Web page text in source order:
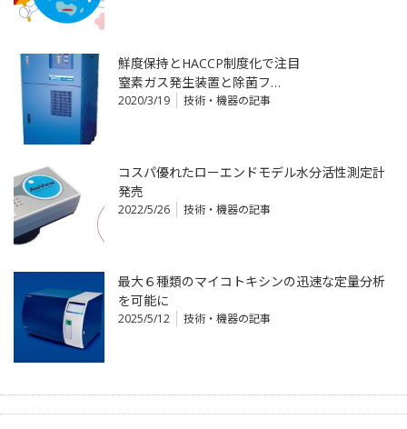
鮮度保持とHACCP制度化で注目
窒素ガス発生装置と除菌フ…
2020/3/19 技術・機器の記事
コスパ優れたローエンドモデル水分活性測定計
発売
2022/5/26 技術・機器の記事
最大６種類のマイコトキシンの迅速な定量分析
を可能に
2025/5/12 技術・機器の記事